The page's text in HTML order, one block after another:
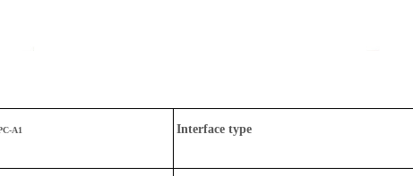
A1 Interface type